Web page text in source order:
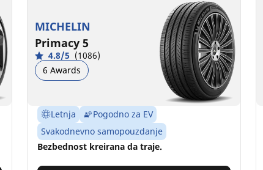
MICHELIN
Primacy 5
4.8/5 (1086)
6 Awards
Letnja
Pogodno za EV
Svakodnevno samopouzdanje
Bezbednost kreirana da traje.